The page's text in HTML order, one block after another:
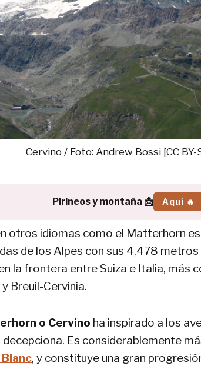
Cervino / Foto: Andrew Bossi [CC BY-
Pirineos y montaña 📩 Aquí 🔥
otros idiomas como el Matterhorn
de los Alpes con sus 4,478
la frontera entre Suiza e Italia, más
Breuil-Cervinia.
o Cervino ha inspirado a los
Es considerablemente
, y constituye una gran